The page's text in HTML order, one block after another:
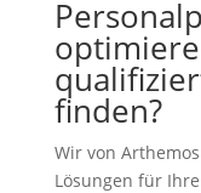
finden?
Wir von
Lösungen für